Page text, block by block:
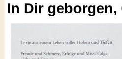
In Dir geborgen,